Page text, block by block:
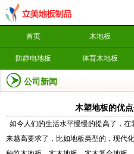
首页 木地板
防静电地板 体育木地板
公司新闻
木塑地板的优
如今人们的生活水平慢慢的提高了，
来越高要求了，比如地板类型的，现代